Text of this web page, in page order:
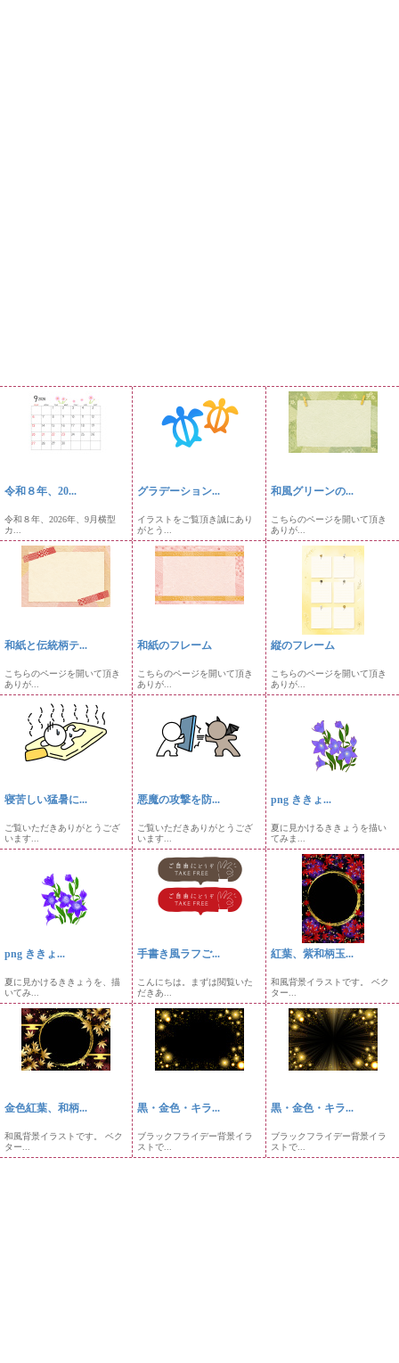
令和８年、20...
令和８年、2026年、9月横型
カ...
グラデーション...
イラストをご覧頂き誠にあり
がとう...
和風グリーンの...
こちらのページを開いて頂き
ありが...
和紙と伝統柄テ...
こちらのページを開いて頂き
ありが...
和紙のフレーム
こちらのページを開いて頂き
ありが...
縦のフレーム
こちらのページを開いて頂き
ありが...
寝苦しい猛暑に...
ご覧いただきありがとうござ
います...
悪魔の攻撃を防...
ご覧いただきありがとうござ
います...
png ききょ...
夏に見かけるききょうを描い
てみま...
png ききょ...
夏に見かけるききょうを、描
いてみ...
手書き風ラフご...
こんにちは。まずは閲覧いた
だきあ...
紅葉、紫和柄玉...
和風背景イラストです。 ベク
ター...
金色紅葉、和柄...
和風背景イラストです。 ベク
ター...
黒・金色・キラ...
ブラックフライデー背景イラ
ストで...
黒・金色・キラ...
ブラックフライデー背景イラ
ストで...